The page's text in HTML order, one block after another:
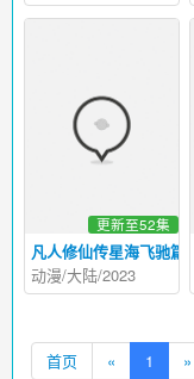
凡人修仙传星海飞驰篇
更新至52集
动漫/大陆/2023
首页 « 1 »